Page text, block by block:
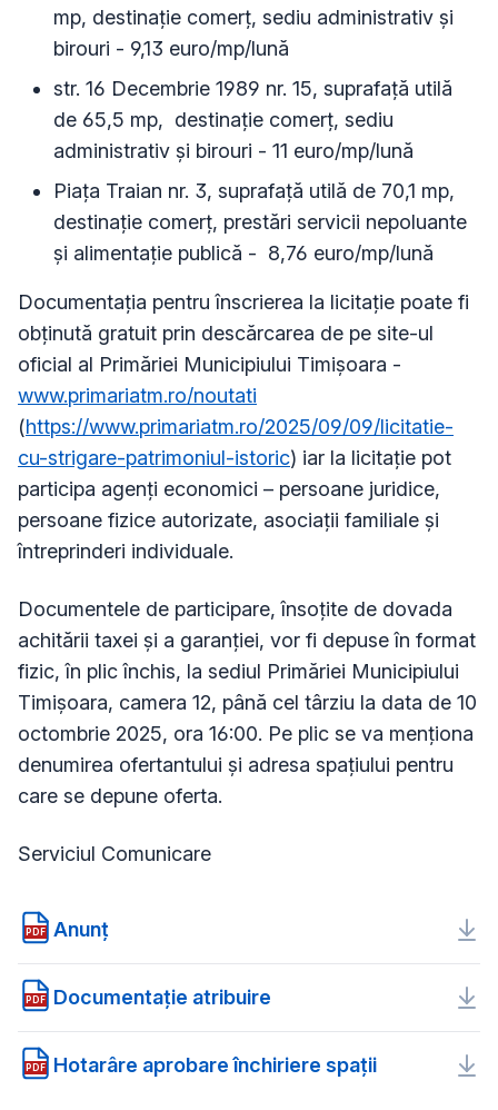
mp, destinație comerț, sediu administrativ și
birouri - 9,13 euro/mp/lună
str. 16 Decembrie 1989 nr. 15, suprafață utilă
de 65,5 mp, destinație comerț, sediu
administrativ și birouri - 11 euro/mp/lună
Piața Traian nr. 3, suprafață utilă de 70,1 mp,
destinație comerț, prestări servicii nepoluante
și alimentație publică - 8,76 euro/mp/lună
Documentația pentru înscrierea la licitație poate fi
obținută gratuit prin descărcarea de pe site-ul
oficial al Primăriei Municipiului Timișoara -
www.primariatm.ro/noutati
(https://www.primariatm.ro/2025/09/09/licitatie-
cu-strigare-patrimoniul-istoric) iar la licitație pot
participa agenți economici – persoane juridice,
persoane fizice autorizate, asociații familiale și
întreprinderi individuale.
Documentele de participare, însoțite de dovada
achitării taxei și a garanției, vor fi depuse în format
fizic, în plic închis, la sediul Primăriei Municipiului
Timișoara, camera 12, până cel târziu la data de 10
octombrie 2025, ora 16:00. Pe plic se va menționa
denumirea ofertantului și adresa spațiului pentru
care se depune oferta.
Serviciul Comunicare
PDF Anunț
PDF Documentație atribuire
PDF Hotarâre aprobare închiriere spații